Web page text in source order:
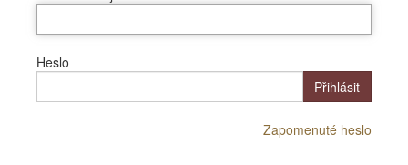
Heslo
Přihlásit
Zapomenuté heslo